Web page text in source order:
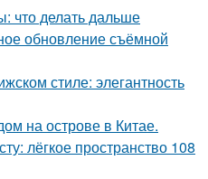
что делать дальше
обновление съёмной
стиле: элегантность
на острове в Китае.
лёгкое пространство 108